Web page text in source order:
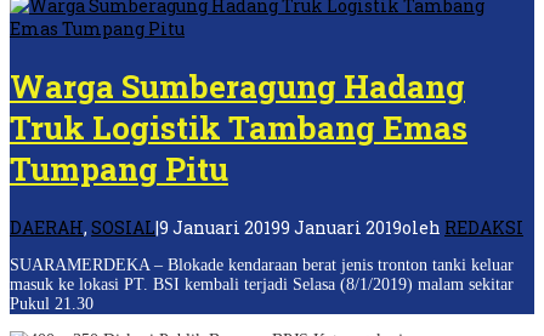
Warga Sumberagung Hadang
Truk Logistik Tambang Emas
Tumpang Pitu
DAERAH, SOSIAL|9 Januari 20199 Januari 2019oleh REDAKSI
SUARAMERDEKA – Blokade kendaraan berat jenis tronton tanki keluar
masuk ke lokasi PT. BSI kembali terjadi Selasa (8/1/2019) malam sekitar
Pukul 21.30